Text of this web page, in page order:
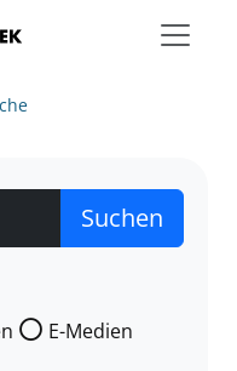
der Sie suchen wollen.
E-Medien